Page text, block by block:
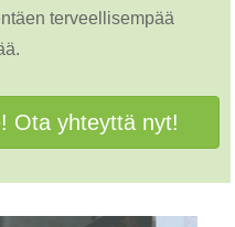
terveellisempää
Ota yhteyttä nyt!